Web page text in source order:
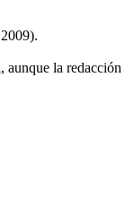
aunque la redacción